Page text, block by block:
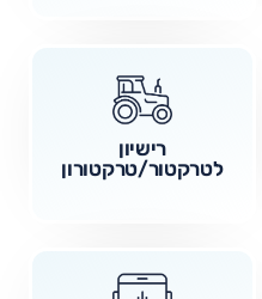
רישיון
לטרקטור/טרקטורון